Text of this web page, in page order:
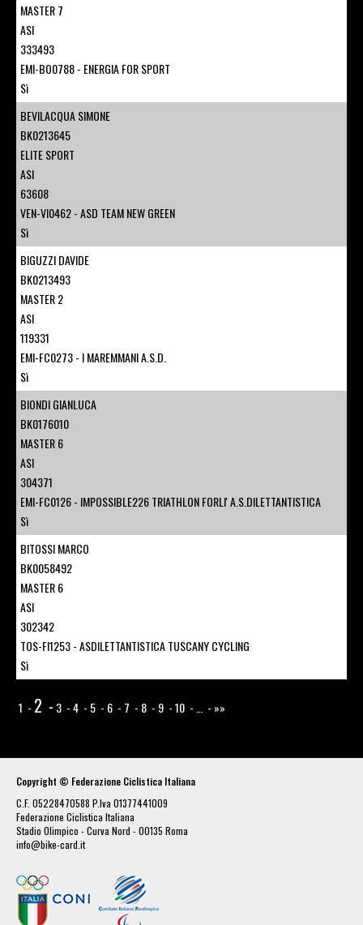
MASTER 7
ASI
333493
EMI-BO0788 - ENERGIA FOR SPORT
Sì
BEVILACQUA SIMONE
BK0213645
ELITE SPORT
ASI
63608
VEN-VI0462 - ASD TEAM NEW GREEN
Sì
BIGUZZI DAVIDE
BK0213493
MASTER 2
ASI
119331
EMI-FC0273 - I MAREMMANI A.S.D.
Sì
BIONDI GIANLUCA
BK0176010
MASTER 6
ASI
304371
EMI-FC0126 - IMPOSSIBLE226 TRIATHLON FORLI' A.S.DILETTANTISTICA
Sì
BITOSSI MARCO
BK0058492
MASTER 6
ASI
302342
TOS-FI1253 - ASDILETTANTISTICA TUSCANY CYCLING
Sì
1 2 3 4 5 6 7 8 9 10 »»
Copyright © Federazione Ciclistica Italiana
C.F. 05228470588 P.Iva 01377441009
Federazione Ciclistica Italiana
Stadio Olimpico - Curva Nord - 00135 Roma
info@bike-card.it